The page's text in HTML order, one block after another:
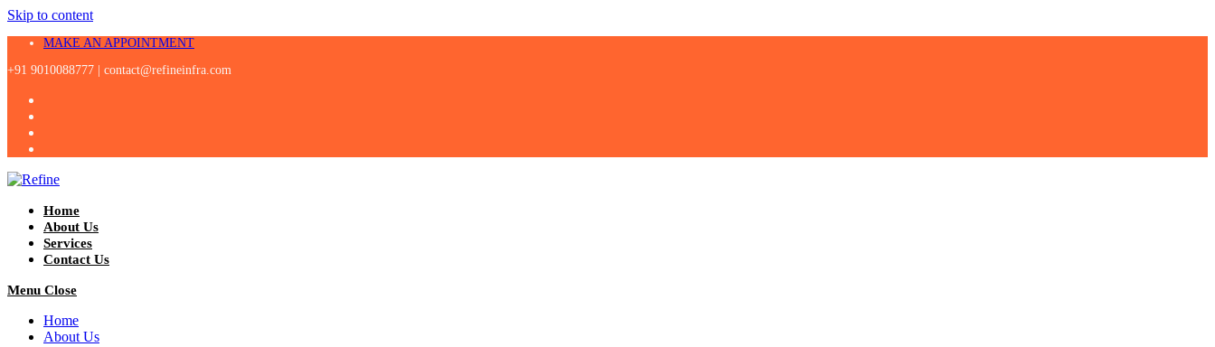
Skip to content
MAKE AN APPOINTMENT
+91 9010088777 | contact@refineinfra.com
Home
About Us
Services
Contact Us
Menu Close
Home
About Us